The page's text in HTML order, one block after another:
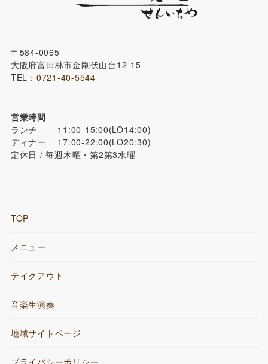
〒584-0065
大阪府富田林市金剛伏山台12-15
TEL： 0721-40-5544
営業時間
ランチ 11:00-15:00(LO14:00)
ディナー 17:00-22:00(LO20:30)
定休日 / 毎週木曜・第2第3水曜
TOP
メニュー
テイクアウト
音楽生演奏
地域サイトページ
プライバシーポリシー